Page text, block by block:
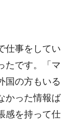
仕事をしてい
たです。「マ
国の方もいる
かった情報ば
感を持って仕